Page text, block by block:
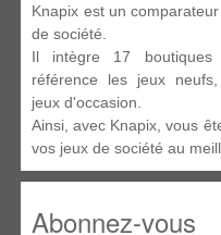
Knapix est un
de société.
Il intègre 17 boutiques
référence les jeux
jeux d'occasion.
Ainsi, avec Knapix, vous
vos jeux de société au
Abonnez-vous